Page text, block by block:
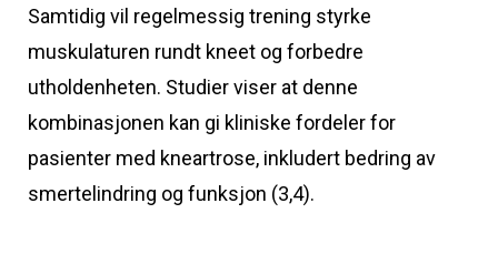
Samtidig vil regelmessig trening styrke
muskulaturen rundt kneet og forbedre
utholdenheten. Studier viser at denne
kombinasjonen kan gi kliniske fordeler for
pasienter med kneartrose, inkludert bedring av
smertelindring og funksjon (3,4).